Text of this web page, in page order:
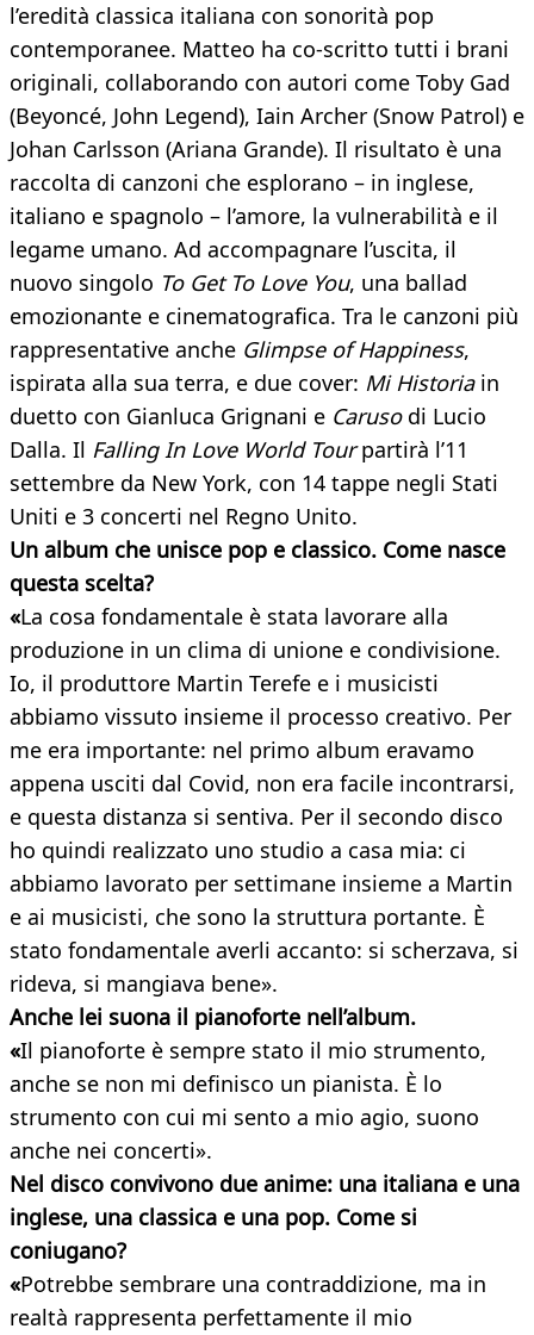
l’eredità classica italiana con sonorità pop
contemporanee. Matteo ha co-scritto tutti i brani
originali, collaborando con autori come Toby Gad
(Beyoncé, John Legend), Iain Archer (Snow Patrol) e
Johan Carlsson (Ariana Grande). Il risultato è una
raccolta di canzoni che esplorano – in inglese,
italiano e spagnolo – l’amore, la vulnerabilità e il
legame umano. Ad accompagnare l’uscita, il
nuovo singolo To Get To Love You, una ballad
emozionante e cinematografica. Tra le canzoni più
rappresentative anche Glimpse of Happiness,
ispirata alla sua terra, e due cover: Mi Historiain
duetto con Gianluca Grignani e Carusodi Lucio
Dalla. Il Falling In Love World Tourpartirà l’11
settembre da New York, con 14 tappe negli Stati
Uniti e 3 concerti nel Regno Unito.
Un album che unisce pop e classico. Come nasce
questa scelta?
«La cosa fondamentale è stata lavorare alla
produzione in un clima di unione e condivisione.
Io, il produttore Martin Terefe e i musicisti
abbiamo vissuto insieme il processo creativo. Per
me era importante: nel primo album eravamo
appena usciti dal Covid, non era facile incontrarsi,
e questa distanza si sentiva. Per il secondo disco
ho quindi realizzato uno studio a casa mia: ci
abbiamo lavorato per settimane insieme a Martin
e ai musicisti, che sono la struttura portante. È
stato fondamentale averli accanto: si scherzava, si
rideva, si mangiava bene».
Anche lei suona il pianoforte nell’album.
«Il pianoforte è sempre stato il mio strumento,
anche se non mi definisco un pianista. È lo
strumento con cui mi sento a mio agio, suono
anche nei concerti».
Nel disco convivono due anime: una italiana e una
inglese, una classica e una pop. Come si
coniugano?
«Potrebbe sembrare una contraddizione, ma in
realtà rappresenta perfettamente il mio